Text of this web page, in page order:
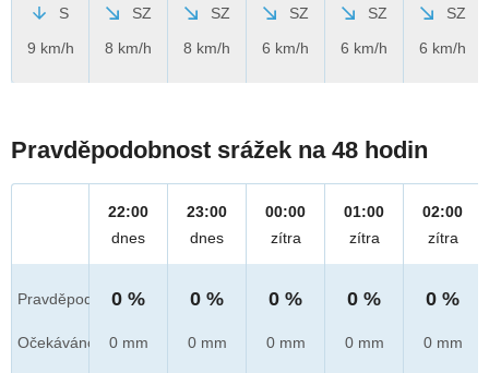
S
9 km/h
SZ
8 km/h
SZ
8 km/h
SZ
6 km/h
SZ
6 km/h
SZ
6 km/h
Pravděpodobnost srážek na 48 hodin
Pravděpod.
Očekáváno
22:00
dnes
0 %
0 mm
23:00
dnes
0 %
0 mm
00:00
zítra
0 %
0 mm
01:00
zítra
0 %
0 mm
02:00
zítra
0 %
0 mm